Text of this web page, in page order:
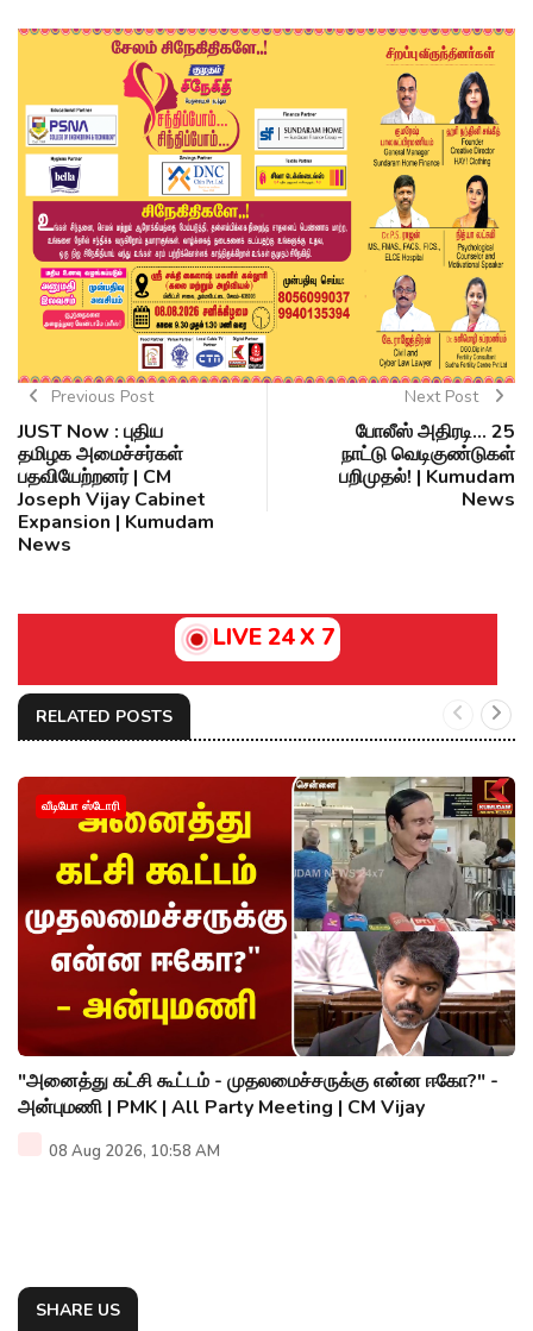
Previous Post
JUST Now : புதிய
தமிழக அமைச்சர்கள்
பதவியேற்றனர் | CM
Joseph Vijay‌ Cabinet
Expansion | Kumudam
News
Next Post
போலீஸ் அதிரடி... 25
நாட்டு வெடிகுண்டுகள்
பறிமுதல்! | Kumudam
News
LIVE 24 X 7
RELATED POSTS
வீடியோ ஸ்டோரி
"அனைத்து கட்சி கூட்டம் - முதலமைச்சருக்கு என்ன ஈகோ?" -
அன்புமணி | PMK | All Party Meeting | CM Vijay
08 Aug 2026, 10:58 AM
SHARE US